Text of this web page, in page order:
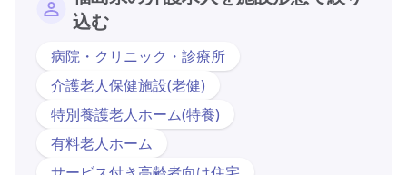
込む
病院・クリニック・診療所
介護老人保健施設(老健)
特別養護老人ホーム(特養)
有料老人ホーム